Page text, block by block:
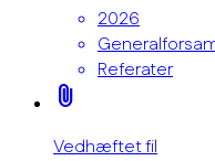
2026
Referater
attach_file
Vedhæftet fil